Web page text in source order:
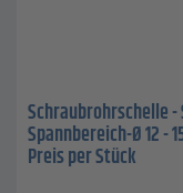
Schraubrohrschelle
Spannbereich-Ø 12 -
Preis per Stück